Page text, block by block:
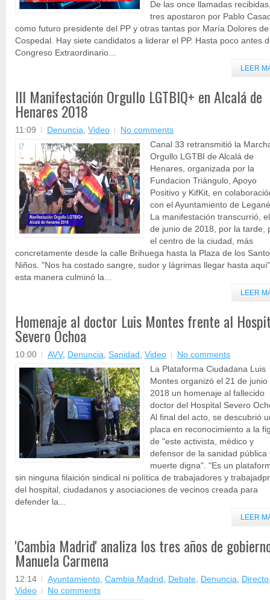
De las once llamadas
tres apostaron por Pablo
como futuro presidente del PP y otras tantas por María Dolores de
Cospedal. Hay siete candidatos a liderar el PP. Hasta poco antes
Congreso Extraordinario...
LEER
III Manifestación Orgullo LGTBIQ+ en Alcalá de
Henares 2018
11:09 Denuncia, Video
No comments
Canal 33 retransmitió la
Orgullo LGTBI de Alcalá de
Henares, organizada por la
Fundacion Triángulo, Apoyo
Positivo y KifKit, en
con el Ayuntamiento de
La manifestación transcurrió,
de junio de 2018, por la tarde,
el centro de la ciudad, más
concretamente desde la calle Brihuega hasta la Plaza de los
Niños. "Nos ha costado sangre, sudor y lágrimas llegar hasta
esta manera culminó la...
LEER
Homenaje al doctor Luis Montes frente al
Severo Ochoa
10:00 AVV, Denuncia, Sanidad , Video
No comments
La Plataforma Ciudadana Luis
Montes organizó el 21 de junio
2018 un homenaje al fallecido
doctor del Hospital Severo
Al final del acto, se descubrió
placa en reconocimiento a la
de "este activista, médico y
defensor de la sanidad pública
muerte digna". "Es un
sin ninguna filaición sindical ni política de trabajadores y
del hospital, ciudadanos y asociaciones de vecinos creada para
defender la...
LEER
'Cambia Madrid' analiza los tres años de
Manuela Carmena
12:14 Ayuntamiento, Cambia Madrid , Debate, Denuncia, Directo
Video
No comments